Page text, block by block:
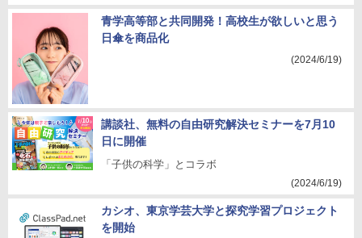
青学高等部と共同開発！高校生が欲しいと思う
日傘を商品化
(2024/6/19)
講談社、無料の自由研究解決セミナーを7月10
日に開催
「子供の科学」とコラボ
(2024/6/19)
カシオ、東京学芸大学と探究学習プロジェクト
を開始